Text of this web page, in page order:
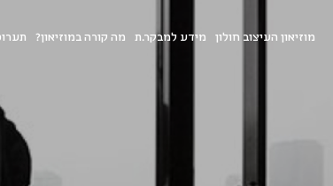
מוזיאון העיצוב חולון מידע למבקר.ת מה קורה במוזיאון?